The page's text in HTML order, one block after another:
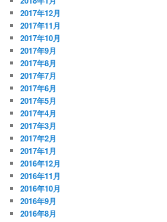
2017年12月
2017年11月
2017年10月
2017年9月
2017年8月
2017年7月
2017年6月
2017年5月
2017年4月
2017年3月
2017年2月
2017年1月
2016年12月
2016年11月
2016年10月
2016年9月
2016年8月